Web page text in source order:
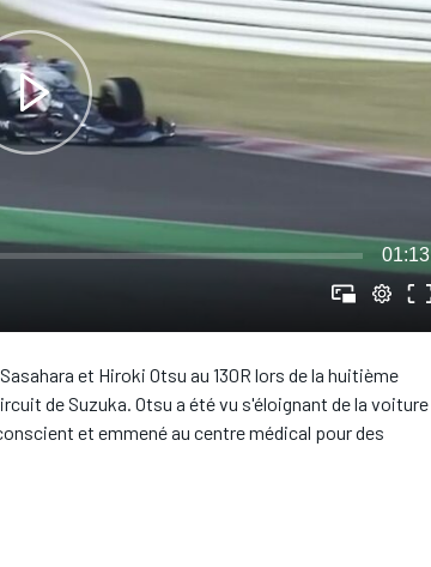
01:13
et Hiroki Otsu au 130R lors de la huitième
de Suzuka. Otsu a été vu s'éloignant de la voiture
et emmené au centre médical pour des